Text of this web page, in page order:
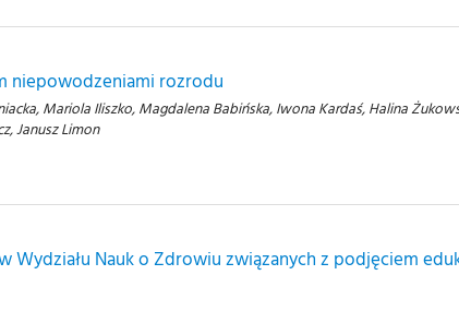
niepowodzeniami rozrodu
Mariola Iliszko, Magdalena Babińska, Iwona Kardaś, Halina
Janusz Limon
Nauk o Zdrowiu związanych z podjęciem